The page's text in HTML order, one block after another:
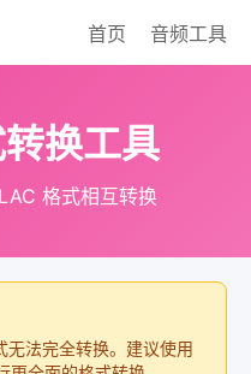
首页 音频工具
换工具
格式相互转换
无法完全转换。建议使用